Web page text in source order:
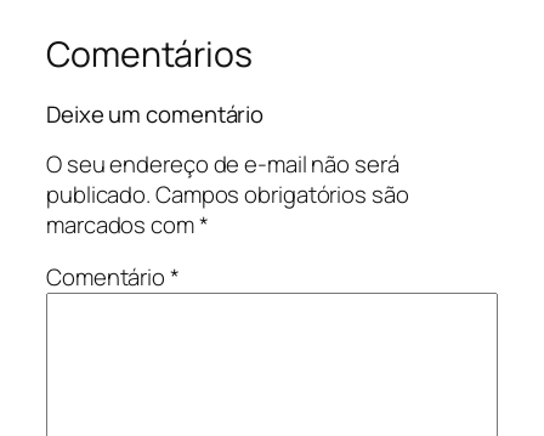
Comentários
Deixe um comentário
O seu endereço de e-mail não será
publicado.Campos obrigatórios são
marcados com*
Comentário*